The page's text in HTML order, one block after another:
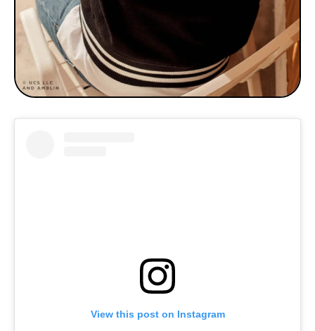
View this post on Instagram